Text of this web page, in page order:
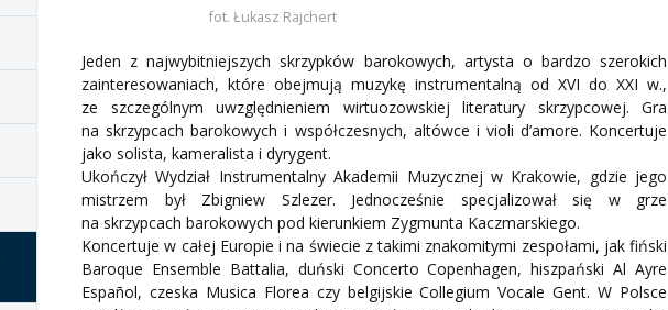
KATEGORII
fot. Łukasz Rajchert
Jeden z najwybitniejszych skrzypków barokowych, artysta o bardzo szerokich
zainteresowaniach, które obejmują muzykę instrumentalną od XVI do XXI w.,
ze szczególnym uwzględnieniem wirtuozowskiej literatury skrzypcowej. Gra
na skrzypcach barokowych i współczesnych, altówce i violi d’amore. Koncertuje
jako solista, kameralista i dyrygent.
Ukończył Wydział Instrumentalny Akademii Muzycznej w Krakowie, gdzie jego
mistrzem był Zbigniew Szlezer. Jednocześnie specjalizował się w grze
na skrzypcach barokowych pod kierunkiem Zygmunta Kaczmarskiego.
Koncertuje w całej Europie i na świecie z takimi znakomitymi zespołami, jak fiński
Baroque Ensemble Battalia, duński Concerto Copenhagen, hiszpański Al Ayre
Español, czeska Musica Florea czy belgijskie Collegium Vocale Gent. W Polsce